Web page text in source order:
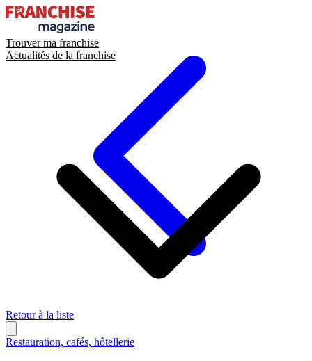
Trouver ma franchise
Actualités de la franchise
Retour à la liste
Restauration, cafés, hôtellerie